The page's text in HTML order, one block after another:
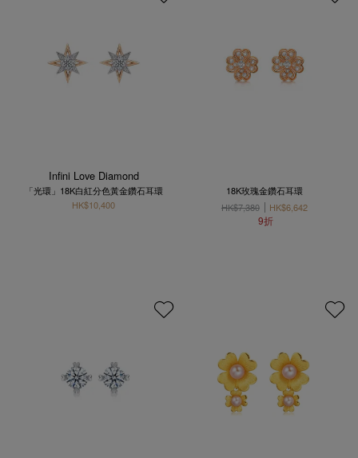
Infini Love Diamond
「光環」18K白紅分色黃金鑽石耳環
HK$10,400
18K玫瑰金鑽石耳環
HK$7,380
HK$6,642
9折